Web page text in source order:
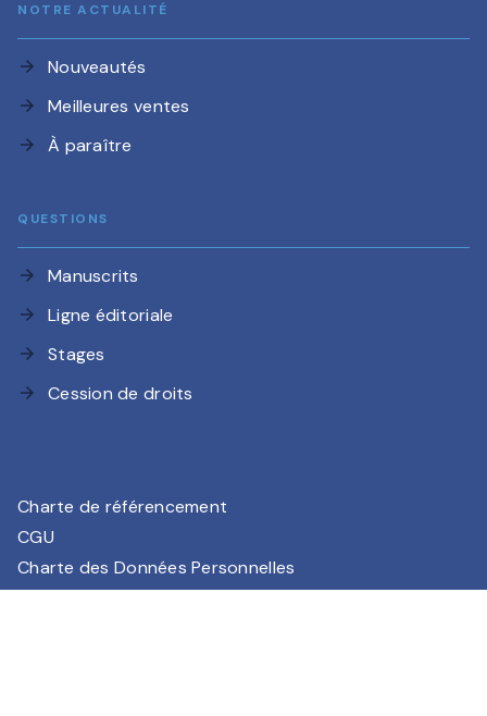
NOTRE ACTUALITÉ
arrow_forward Nouveautés
arrow_forward Meilleures ventes
arrow_forward À paraître
QUESTIONS
arrow_forward Manuscrits
arrow_forward Ligne éditoriale
arrow_forward Stages
arrow_forward Cession de droits
Charte de référencement
CGU
Charte des Données Personnelles